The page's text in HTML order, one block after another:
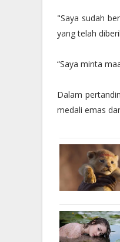
"Saya sudah
yang telah
“Saya minta
Dalam
medali emas